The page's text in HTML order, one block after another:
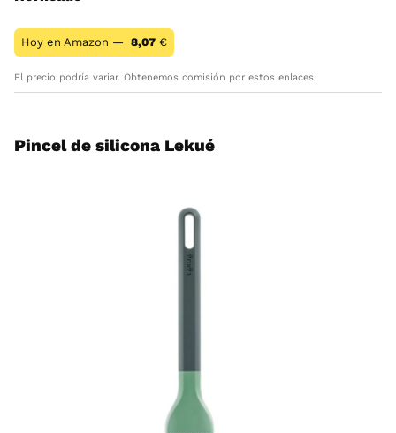
Hoy en Amazon — 8,07 €
El precio podría variar. Obtenemos comisión por estos enlaces
Pincel de silicona Lekué